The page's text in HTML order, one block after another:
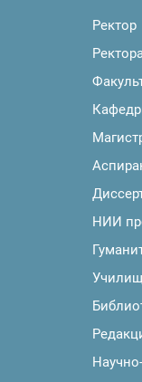
Ректор
НИИ